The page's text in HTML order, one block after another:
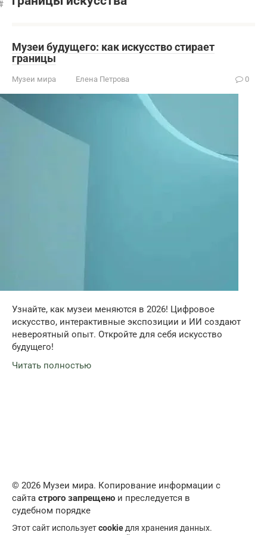
Музеи будущего: как искусство стирает
границы
Музеи мира Елена Петрова 0
Узнайте, как музеи меняются в 2026! Цифровое
искусство, интерактивные экспозиции и ИИ создают
невероятный опыт. Откройте для себя искусство
будущего!
Читать полностью
© 2026 Музеи мира. Копирование информации с
сайта строго запрещено и преследуется в
судебном порядке
Этот сайт используетcookie для хранения данных.